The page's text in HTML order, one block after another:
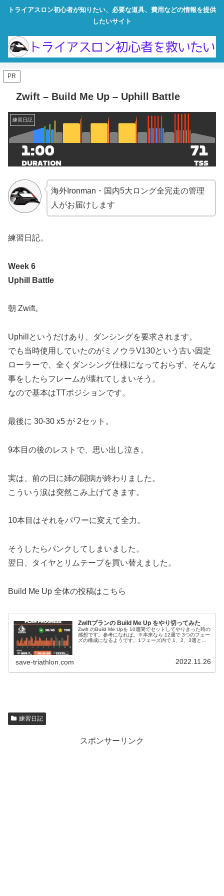
トライアスロン初心者が知りたい、必要な道具、費用などの情報を提供
したいサイト
PR
Zwift – Build Me Up – Uphill Battle
練習日記
海外Ironman・国内5大ロング全完走の管理
人がお届けします
練習日記。
Week 6
Uphill Battle
朝 Zwift。
Uphillというだけあり、ダンシングを要求されます。
でも当時使用していたのがミノウラV130という古い固定
ローラーで、全くダンシング仕様になっておらず、そんな
事をしたらフレームが壊れてしまいそう。
なので基本はTTポジションです。
最後に 30-30 x5 が 2セット。
9本目の後のレストで、思い出し泣き。
実は、前の日に姉の闘病が終わりました。
こういう涙は突然こみ上げてきます。
10本目はそれをパワーに変えて全力。
そうしたらパンクしてしまいました。
翌日、タイヤとリムテープを買い替えました。
Build Me Up 全体の投稿はこちら
Zwiftプランの Build Me Up をやり切ってみた
Zwift のBuild Me Upを 10週間でセットしてやりきった時の
感想です。参考になれば。※本来なら 12週で 3つのフェー
ズの構成になるようです。1フェーズ内で 1、2、3週とど
save-triathlon.com 2022.11.26
練習日記
スポンサーリンク